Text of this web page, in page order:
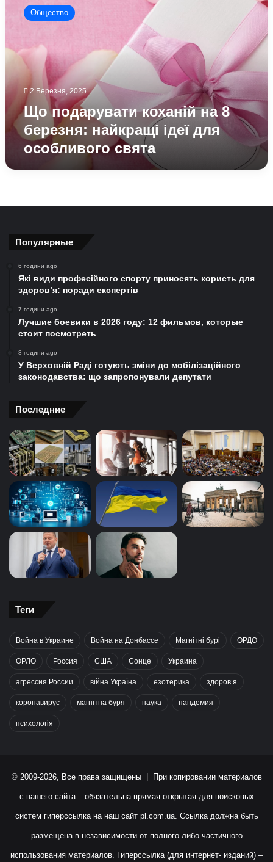
подарувати
коханій
березня:
ідеї
для
особливого
свята
Общество
2 Березня, 2025
Що подарувати коханій на 8
березня: найкращі ідеї для
особливого свята
Популярные
6 години ago
Які види професійного спорту приносять користь для
здоров’я: поради експертів
7 години ago
Лучшие боевики в 2026 году: 12 фильмов, которые
стоит посмотреть
8 години ago
У Верховній Раді готують зміни до мобілізаційного
законодавства: що запропонували депутати
Последние
Теги
Война в Украине Война на Донбассе Магнітні бурі ОРДО
ОРЛО Россия США Сонце Украина
агрессия России війна Україна езотерика здоров’я
коронавирус магнітна буря наука пандемия
психологія
© 2009-2026, Все права защищены | При копировании материалов
с нашего сайта – обязательна прямая открытая для поисковых
систем гиперссылка на наш сайт pl.com.ua. Ссылка должна быть
размещена в независимости от полного либо частичного
использования материалов. Гиперссылка (для интернет- изданий) –